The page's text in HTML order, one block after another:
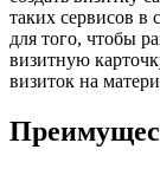
таких сервисов в
для того, чтобы
визитную
визиток на